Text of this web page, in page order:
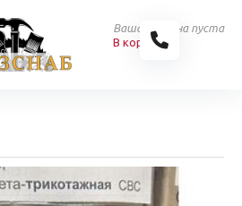
Ваша корзина пуста
В корзину